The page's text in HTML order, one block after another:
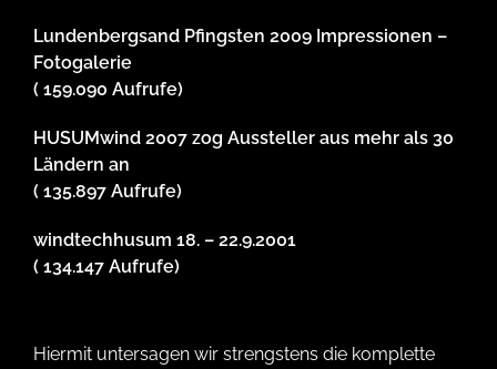
Lundenbergsand Pfingsten 2009 Impressionen –
Fotogalerie
( 159.090 Aufrufe)
HUSUMwind 2007 zog Aussteller aus mehr als 30
Ländern an
( 135.897 Aufrufe)
windtechhusum 18. – 22.9.2001
( 134.147 Aufrufe)
Hiermit untersagen wir strengstens die komplette